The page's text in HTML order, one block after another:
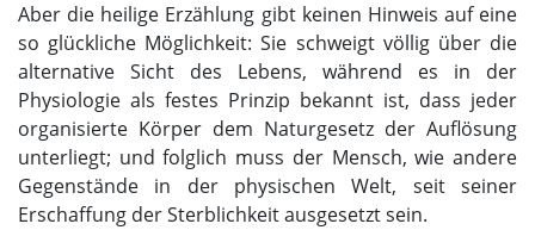
Aber die heilige Erzählung gibt keinen Hinweis auf eine
so glückliche Möglichkeit: Sie schweigt völlig über die
alternative Sicht des Lebens, während es in der
Physiologie als festes Prinzip bekannt ist, dass jeder
organisierte Körper dem Naturgesetz der Auflösung
unterliegt; und folglich muss der Mensch, wie andere
Gegenstände in der physischen Welt, seit seiner
Erschaffung der Sterblichkeit ausgesetzt sein.